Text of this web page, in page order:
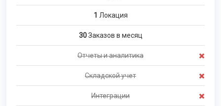
1 Локация
30Заказов в месяц
Отчеты и аналитика
Складской учет
Интеграции